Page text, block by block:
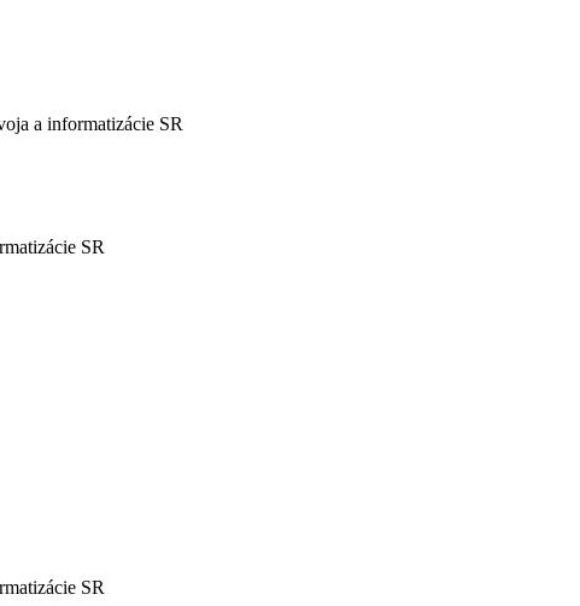
a informatizácie SR
SR
SR